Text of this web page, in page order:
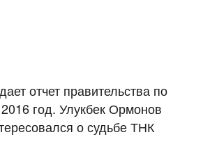
отчет правительства по
год. Улукбек Ормонов
о судьбе ТНК